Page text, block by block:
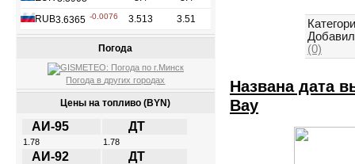
Погода
Погода в других городах
Цены на топливо (BYN)
АИ-95 ДТ
1.78 1.78
АИ-92 ДТ
(0)
Названа дата
Bay